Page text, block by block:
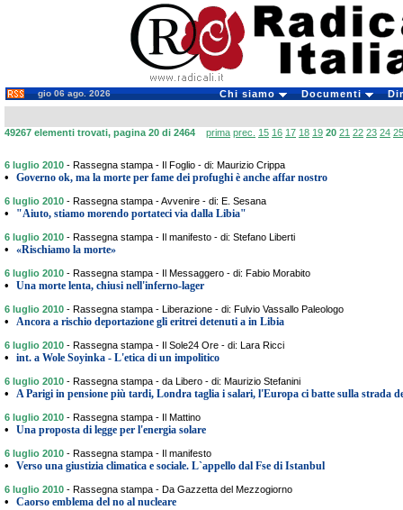
gio 06 ago. 2026 Chi siamo Documenti
49267 elementi trovati, pagina 20 di 2464 prima prec. 15 16 17 18 19 20 21 22 23 24 25
6 luglio 2010 - Rassegna stampa - Il Foglio - di: Maurizio Crippa
• Governo ok, ma la morte per fame dei profughi è anche affar nostro
6 luglio 2010 - Rassegna stampa - Avvenire - di: E. Sesana
• "Aiuto, stiamo morendo portateci via dalla Libia"
6 luglio 2010 - Rassegna stampa - Il manifesto - di: Stefano Liberti
• «Rischiamo la morte»
6 luglio 2010 - Rassegna stampa - Il Messaggero - di: Fabio Morabito
• Una morte lenta, chiusi nell'inferno-lager
6 luglio 2010 - Rassegna stampa - Liberazione - di: Fulvio Vassallo Paleologo
• Ancora a rischio deportazione gli eritrei detenuti a in Libia
6 luglio 2010 - Rassegna stampa - Il Sole24 Ore - di: Lara Ricci
• int. a Wole Soyinka - L'etica di un impolitico
6 luglio 2010 - Rassegna stampa - da Libero - di: Maurizio Stefanini
• A Parigi in pensione più tardi, Londra taglia i salari, l'Europa ci batte sulla strada
6 luglio 2010 - Rassegna stampa - Il Mattino
• Una proposta di legge per l'energia solare
6 luglio 2010 - Rassegna stampa - Il manifesto
• Verso una giustizia climatica e sociale. L`appello dal Fse di Istanbul
6 luglio 2010 - Rassegna stampa - Da Gazzetta del Mezzogiorno
• Caorso emblema del no al nucleare